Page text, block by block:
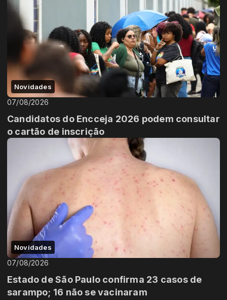
Novidades
07/08/2026
Candidatos do Encceja 2026 podem consultar
o cartão de inscrição
Novidades
07/08/2026
Estado de São Paulo confirma 23 casos de
sarampo; 16 não se vacinaram